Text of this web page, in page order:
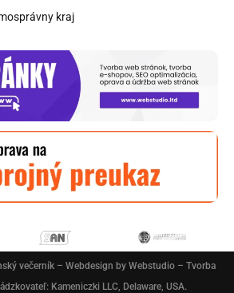
kraj
večerník – Webdesign by Webstudio – Tvorba
Kameniczki LLC, Delaware, USA.